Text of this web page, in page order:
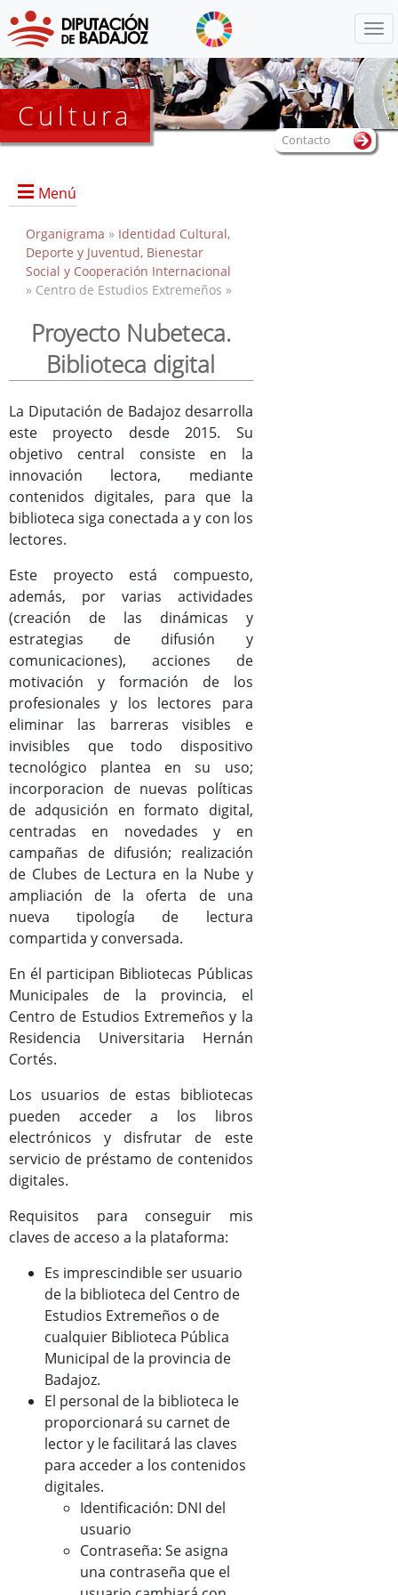
Cultura
Menú
Portada
Objetivos
Servicios
Colecciones
Publicaciones del CEEX
Enlaces de interés
Donaciones
Catálogo del Centro de Estudios Extremeños
Revista de Estudios Extremeños
Historia de la Revista
Normas de envío
La Reex en BD Bibliográficas
Organigrama » Identidad Cultural,
Deporte y Juventud, Bienestar
Social y Cooperación Internacional
» Centro de Estudios Extremeños »
Proyecto Nubeteca.
Biblioteca digital
La Diputación de Badajoz desarrolla
este proyecto desde 2015. Su
objetivo central consiste en la
innovación lectora, mediante
contenidos digitales, para que la
biblioteca siga conectada a y con los
lectores.
Este proyecto está compuesto,
además, por varias actividades
(creación de las dinámicas y
estrategias de difusión y
comunicaciones), acciones de
motivación y formación de los
profesionales y los lectores para
eliminar las barreras visibles e
invisibles que todo dispositivo
tecnológico plantea en su uso;
incorporacion de nuevas políticas
de adqusición en formato digital,
centradas en novedades y en
campañas de difusión; realización
de Clubes de Lectura en la Nube y
ampliación de la oferta de una
nueva tipología de lectura
compartida y conversada.
En él participan Bibliotecas Públicas
Municipales de la provincia, el
Centro de Estudios Extremeños y la
Residencia Universitaria Hernán
Cortés.
Los usuarios de estas bibliotecas
pueden acceder a los libros
electrónicos y disfrutar de este
servicio de préstamo de contenidos
digitales.
Requisitos para conseguir mis
claves de acceso a la plataforma:
Es imprescindible ser usuario
de la biblioteca del Centro de
Estudios Extremeños o de
cualquier Biblioteca Pública
Municipal de la provincia de
Badajoz.
El personal de la biblioteca le
proporcionará su carnet de
lector y le facilitará las claves
para acceder a los contenidos
digitales.
Identificación: DNI del
usuario
Contraseña: Se asigna
una contraseña que el
Contacto